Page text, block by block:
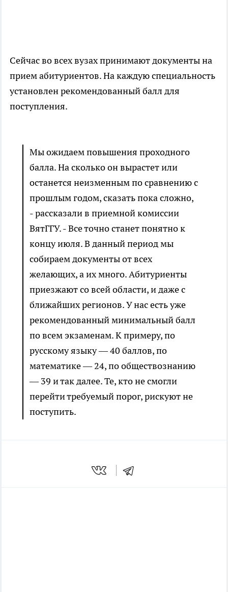
Сейчас во всех вузах принимают документы на
прием абитуриентов. На каждую специальность
установлен рекомендованный балл для
поступления.
Мы ожидаем повышения проходного
балла. На сколько он вырастет или
останется неизменным по сравнению с
прошлым годом, сказать пока сложно,
- рассказали в приемной комиссии
ВятГГУ. - Все точно станет понятно к
концу июля. В данный период мы
собираем документы от всех
желающих, а их много. Абитуриенты
приезжают со всей области, и даже с
ближайших регионов. У нас есть уже
рекомендованный минимальный балл
по всем экзаменам. К примеру, по
русскому языку — 40 баллов, по
математике — 24, по обществознанию
— 39 и так далее. Те, кто не смогли
перейти требуемый порог, рискуют не
поступить.